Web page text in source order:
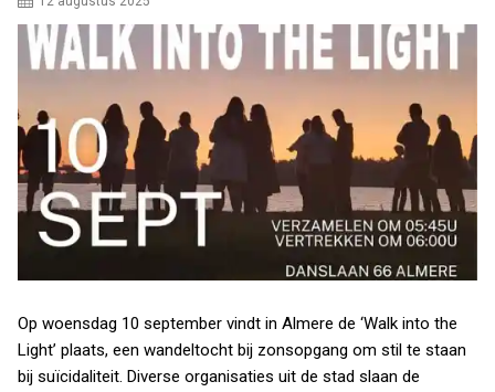
Op woensdag 10 september vindt in Almere de ‘Walk into the
Light’ plaats, een wandeltocht bij zonsopgang om stil te staan
bij suïcidaliteit. Diverse organisaties uit de stad slaan de